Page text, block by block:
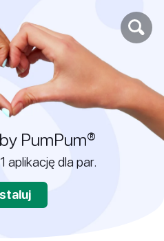
by PumPum®
aplikację dla par.